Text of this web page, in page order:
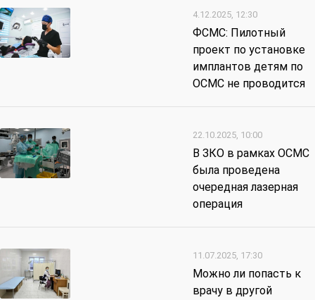
4.12.2025, 12:30
ФСМС: Пилотный
проект по установке
имплантов детям по
ОСМС не проводится
22.10.2025, 10:00
В ЗКО в рамках ОСМС
была проведена
очередная лазерная
операция
11.07.2025, 17:30
Можно ли попасть к
врачу в другой